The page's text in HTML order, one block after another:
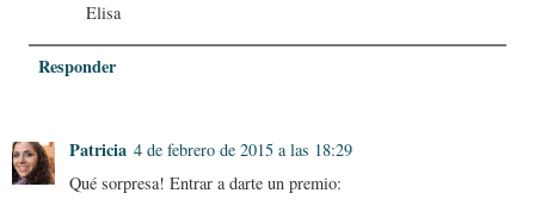
Elisa
Responder
Patricia 4 de febrero de 2015 a las 18:29
Qué sorpresa! Entrar a darte un premio: